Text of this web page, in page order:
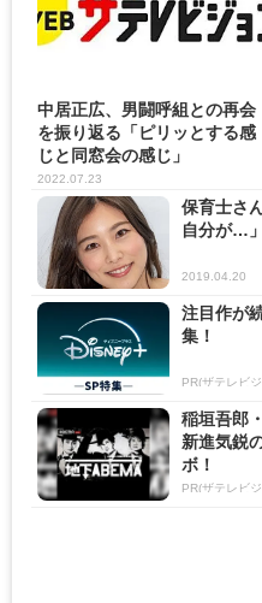
中居正広、男闘呼組との再会
を振り返る「ピリッとする感
じと同窓会の感じ」
2022.07.23
保育士さ
自分が…」
2019.04.20
注目作が
集！
PR(ザテレビ
稲垣吾郎
新進気鋭
ボ！
PR(ザテレビ